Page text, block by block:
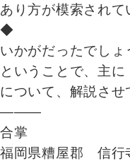
あり方が模索されて
◆
いかがだったでし
ということで、主に
について、解説させ
―――
合掌
福岡県糟屋郡 信行